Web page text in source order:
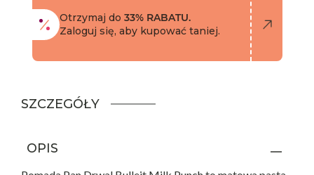
Otrzymaj do 33% RABATU.
Zaloguj się, aby kupować taniej.
SZCZEGÓŁY
OPIS